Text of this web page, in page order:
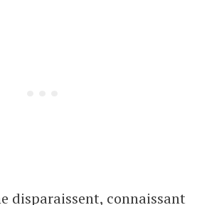
disparaissent, connaissant